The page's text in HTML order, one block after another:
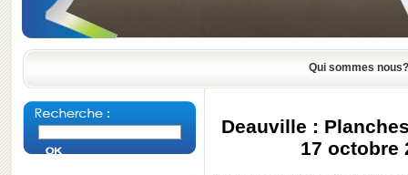
Qui sommes nous?
Deauville :
17 octobre